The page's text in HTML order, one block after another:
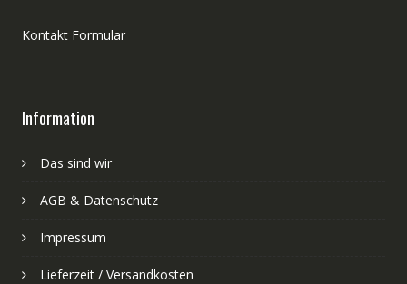
Kontakt Formular
Information
Das sind wir
AGB & Datenschutz
Impressum
Lieferzeit / Versandkosten